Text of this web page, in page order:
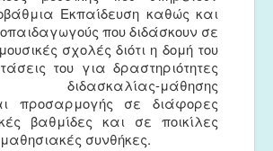
Εκπαίδευση καθώς και
που διδάσκουν σε
σχολές διότι η δομή του
του για δραστηριότητες
διδασκαλίας-μάθησης
προσαρμογής σε διάφορες
βαθμίδες και σε ποικίλες
μαθησιακές συνθήκες.